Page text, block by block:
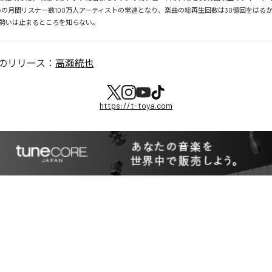
月間リスナー数100万人アーティストの常連となり、楽曲の総再生回数は30億回をはる
いは止まるところを知らない。
リリース： 高瀬統也
https://t-toya.com